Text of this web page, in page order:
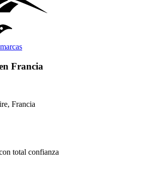
Francia
Francia
total confianza